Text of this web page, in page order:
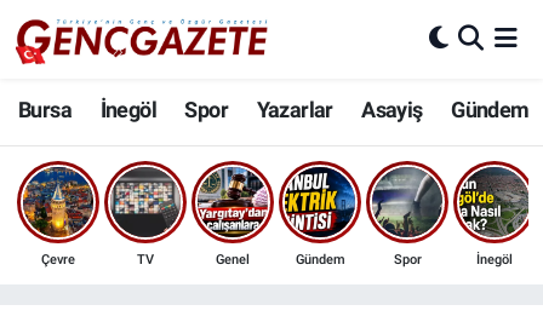
Bursa İnegöl Spor Yazarlar Asayiş Gündem
Çevre TV Genel Gündem Spor İnegöl
Bursa
İnegöl
3.SAYFA
Nöbetçi Eczaneler
Hava Durumu
Trafik Durumu